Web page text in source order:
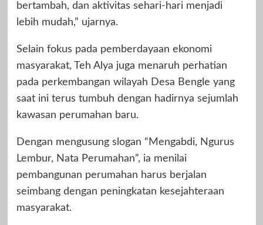
bertambah, dan aktivitas sehari-hari menjadi
lebih mudah,” ujarnya.
Selain fokus pada pemberdayaan ekonomi
masyarakat, Teh Alya juga menaruh perhatian
pada perkembangan wilayah Desa Bengle yang
saat ini terus tumbuh dengan hadirnya sejumlah
kawasan perumahan baru.
Dengan mengusung slogan “Mengabdi, Ngurus
Lembur, Nata Perumahan”, ia menilai
pembangunan perumahan harus berjalan
seimbang dengan peningkatan kesejahteraan
masyarakat.